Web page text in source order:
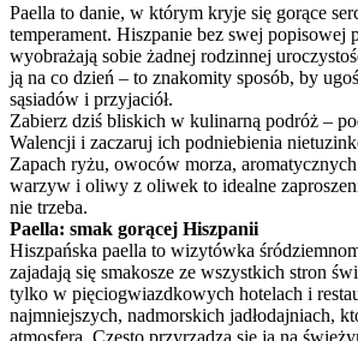
Paella to danie, w którym kryje się gorące
temperament. Hiszpanie bez swej popisowej
wyobrażają sobie żadnej rodzinnej
ją na co dzień – to znakomity sposób, by
sąsiadów i przyjaciół.
Zabierz dziś bliskich w kulinarną podróż –
Walencji i zaczaruj ich podniebienia
Zapach ryżu, owoców morza,
warzyw i oliwy z oliwek to idealne
nie trzeba.
Paella: smak gorącej Hiszpanii
Hiszpańska paella to wizytówka
zajadają się smakosze ze wszystkich stron
tylko w pięciogwiazdkowych hotelach i
najmniejszych, nadmorskich jadłodajniach,
atmosferą. Często przyrządza się ja na